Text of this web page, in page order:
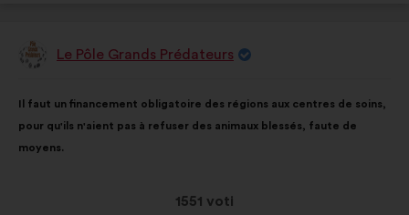
PropostaLe Pôle Grands Prédateurs
della
mia
proposta:
Il faut un financement obligatoire des régions aux centres de soins,
pour qu'ils n'aient pas à refuser des animaux blessés, faute de
moyens.
Questa
1551 voti
ripartiti: